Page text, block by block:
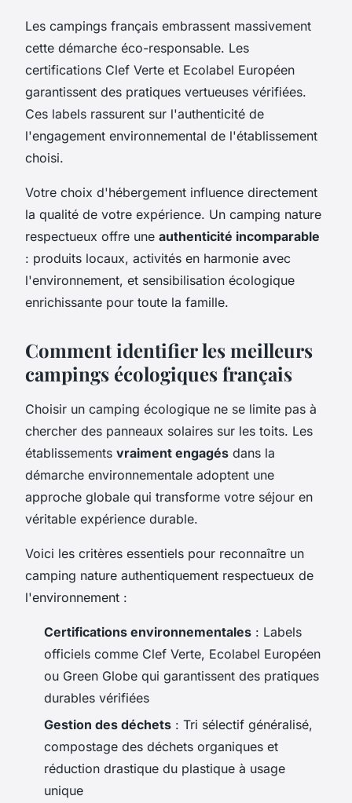
Les campings français embrassent massivement
cette démarche éco-responsable. Les
certifications Clef Verte et Ecolabel Européen
garantissent des pratiques vertueuses vérifiées.
Ces labels rassurent sur l'authenticité de
l'engagement environnemental de l'établissement
choisi.
Votre choix d'hébergement influence directement
la qualité de votre expérience. Un camping nature
respectueux offre une authenticité incomparable
: produits locaux, activités en harmonie avec
l'environnement, et sensibilisation écologique
enrichissante pour toute la famille.
Comment identifier les meilleurs
campings écologiques français
Choisir un camping écologique ne se limite pas à
chercher des panneaux solaires sur les toits. Les
établissements vraiment engagés dans la
démarche environnementale adoptent une
approche globale qui transforme votre séjour en
véritable expérience durable.
Voici les critères essentiels pour reconnaître un
camping nature authentiquement respectueux de
l'environnement :
Certifications environnementales : Labels
officiels comme Clef Verte, Ecolabel Européen
ou Green Globe qui garantissent des pratiques
durables vérifiées
Gestion des déchets : Tri sélectif généralisé,
compostage des déchets organiques et
réduction drastique du plastique à usage
unique